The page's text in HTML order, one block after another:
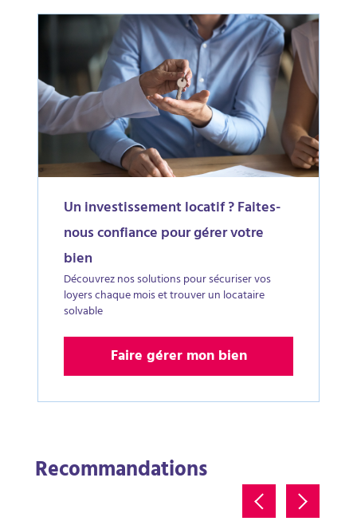
Un investissement locatif ? Faites-
nous confiance pour gérer votre
bien
Découvrez nos solutions pour sécuriser vos
loyers chaque mois et trouver un locataire
solvable
Faire gérer mon bien
Recommandations